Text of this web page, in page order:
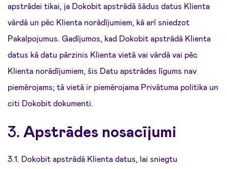
apstrādei tikai, ja Dokobit apstrādā šādus datus Klienta
vārdā un pēc Klienta norādījumiem, kā arī sniedzot
Pakalpojumus. Gadījumos, kad Dokobit apstrādā Klienta
datus kā datu pārzinis Klienta vietā vai vārdā vai pēc
Klienta norādījumiem, šis Datu apstrādes līgums nav
piemērojams; tā vietā ir piemērojama Privātuma politika un
citi Dokobit dokumenti.
3. Apstrādes nosacījumi
3.1. Dokobit apstrādā Klienta datus, lai sniegtu